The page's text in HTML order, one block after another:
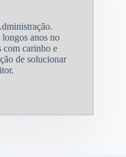
anos no
com carinho e
de solucionar